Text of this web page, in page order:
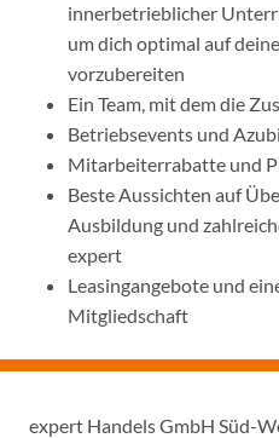
innerbetrieblicher
um dich optimal auf
vorzubereiten
Ein Team, mit dem die
Betriebsevents und
Mitarbeiterrabatte und
Beste Aussichten auf
Ausbildung und
expert
Leasingangebote und
Mitgliedschaft
expert Handels GmbH Süd-